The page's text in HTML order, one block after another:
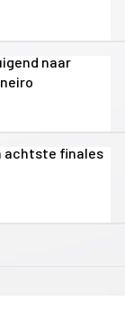
naar
achtste finales